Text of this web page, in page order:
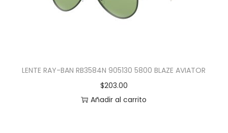
LENTE RAY-BAN RB3584N 905130 5800 BLAZE AVIATOR
$203.00
Añadir al carrito